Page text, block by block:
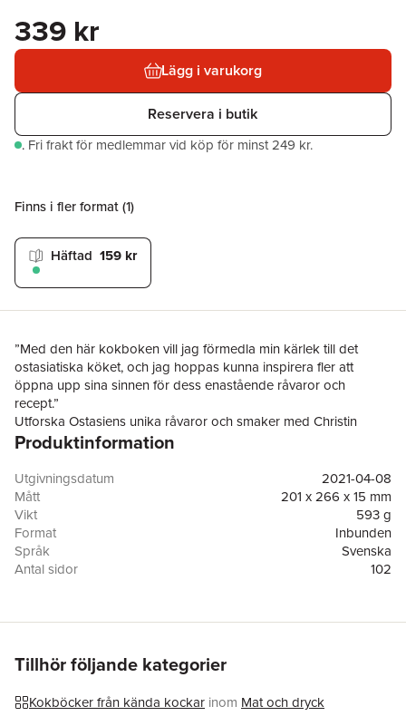
339 kr
Lägg i varukorg
Reservera i butik
. Fri frakt för medlemmar vid köp för minst 249 kr.
Finns i fler format (1)
Häftad 159 kr
”Med den här kokboken vill jag förmedla min kärlek till det
ostasiatiska köket, och jag hoppas kunna inspirera fler att
öppna upp sina sinnen för dess enastående råvaror och
recept.”
Utforska Ostasiens unika råvaror och smaker med Christin
Kashou, vinnare av Sveriges mästerkock år 2021. Här bjuder
på kryddor, hetta och umami. Bygg din ramen från grunden
med egen buljong och nudlar, vik och ånga dumplingar som
sprakar i munnen! Låt krispigt friterad tempura och små
sidorätter förhöja din vardagsmiddag eller bjud dina gäster på
en generös buffé från en smakrik del av världen.
Produktinformation
Utgivningsdatum
2021-04-08
Mått
201 x 266 x 15 mm
Vikt
593 g
Format
Inbunden
Språk
Svenska
Antal sidor
102
Miljömärkning
FSC
Tillhör följande kategorier
Kokböcker från kända kockar inom Mat och dryck